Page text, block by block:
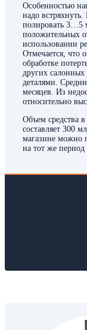
Особенностью
надо
полировать 3…5
положительных
использовании
Отмечается, что
обработке
других
деталями.
месяцев. Из
относительно
Объем средства
составляет 300
магазине можно
на тот же период